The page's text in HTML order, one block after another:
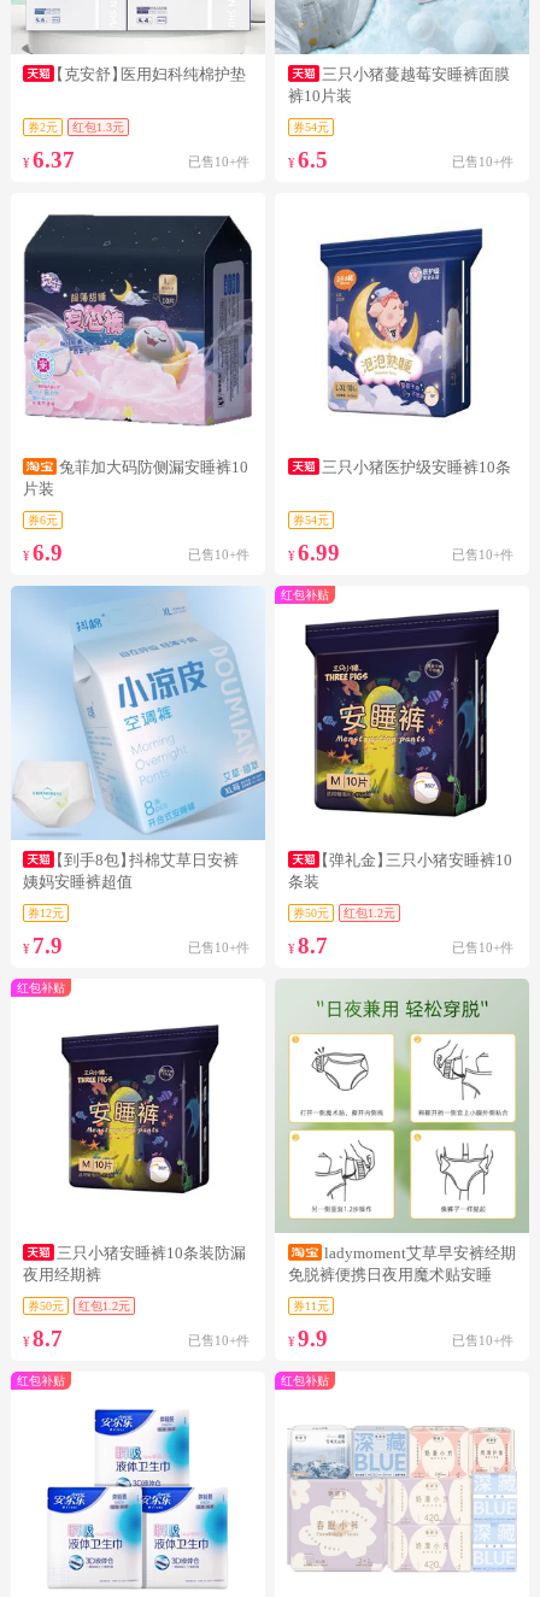
【克安舒】医用妇科纯棉护垫
券2元 红包1.3元
¥ 6.37 已售10+件
三只小猪蔓越莓安睡裤面膜
裤10片装
券54元
¥6.5 已售10+件
兔菲加大码防侧漏安睡裤10
片装
券6元
¥ 6.9 已售10+件
三只小猪医护级安睡裤10条
券54元
¥6.99 已售10+件
【到手8包】抖棉艾草日安裤
姨妈安睡裤超值
券12元
¥ 7.9 已售10+件
红包补贴
【弹礼金】三只小猪安睡裤10
条装
券50元 红包1.2元
¥8.7 已售10+件
红包补贴
三只小猪安睡裤10条装防漏
夜用经期裤
券50元 红包1.2元
¥ 8.7 已售10+件
ladymoment艾草早安裤经期
免脱裤便携日夜用魔术贴安睡
券11元
¥9.9 已售10+件
红包补贴 红包补贴